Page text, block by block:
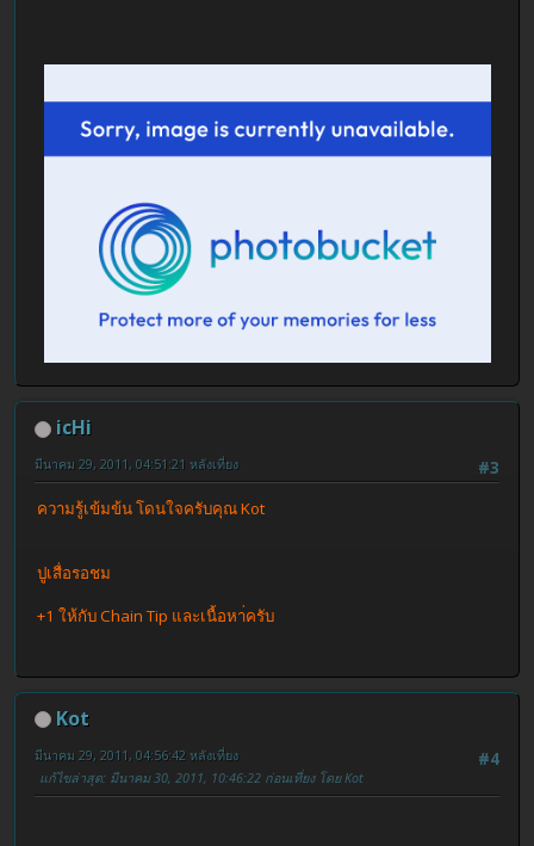
icHi
#3
มีนาคม 29, 2011, 04:51:21 หลังเที่ยง
ความรู้เข้มข้น โดนใจครับคุณ Kot
ปูเสื่อรอชม
+1 ให้กับ Chain Tip และเนื้อหา่ครับ
Kot
#4
มีนาคม 29, 2011, 04:56:42 หลังเที่ยง
แก้ไขล่าสุด: มีนาคม 30, 2011, 10:46:22 ก่อนเที่ยง โดย Kot